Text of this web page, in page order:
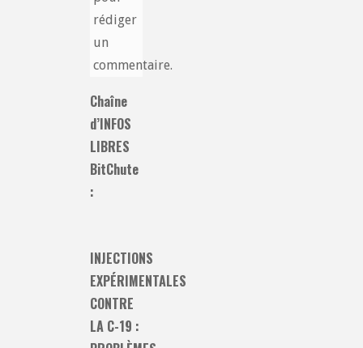
rédiger
un
commentaire.
Chaîne
d’INFOS
LIBRES
BitChute
:
INJECTIONS
EXPÉRIMENTALES
CONTRE
LA C-19 :